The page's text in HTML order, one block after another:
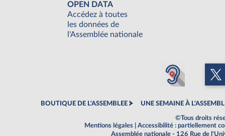
OPEN DATA
Accédez à toutes
les données de
l'Assemblée nationale
BOUTIQUE DE L'ASSEMBLEE UNE SEMAINE À
©Tous droits
Mentions légales
Accessibilité : partiellement
Assemblée nationale - 126 Rue de